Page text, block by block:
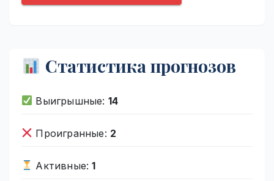
Статистика прогнозов
Выигрышные: 14
Проигранные: 2
Активные:1